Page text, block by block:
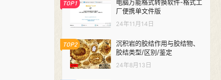
TOP1
电脑万能格式转换软件-格式工
厂便携单文件版
24年11月14日
TOP2
沉积岩的胶结作用与胶结物、
胶结类型/区别/鉴定
24年8月13日